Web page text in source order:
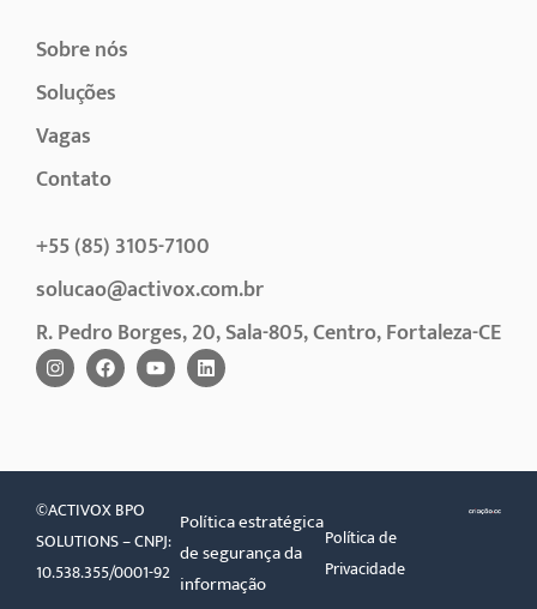
Sobre nós
Soluções
Vagas
Contato
+55 (85) 3105-7100
solucao@activox.com.br
R. Pedro Borges, 20, Sala-805, Centro, Fortaleza-CE
©ACTIVOX BPO
SOLUTIONS – CNPJ:
10.538.355/0001-92
Política estratégica
de segurança da
informação
Política de
Privacidade